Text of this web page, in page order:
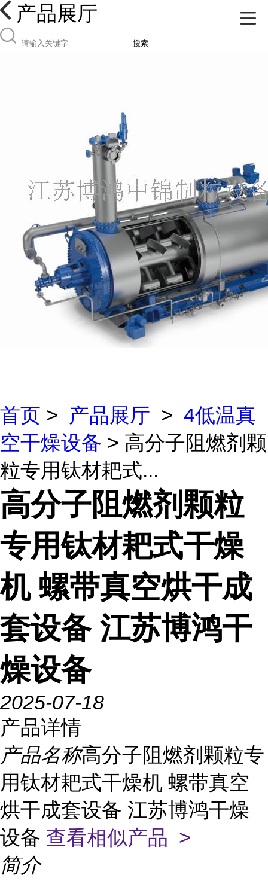
产品展厅
搜索
首页 > 产品展厅 > 4低温真
空干燥设备 > 高分子阻燃剂颗
粒专用钛材耙式...
高分子阻燃剂颗粒
专用钛材耙式干燥
机 螺带真空烘干成
套设备 江苏博鸿干
燥设备
2025-07-18
产品详情
产品名称高分子阻燃剂颗粒专
用钛材耙式干燥机 螺带真空
烘干成套设备 江苏博鸿干燥
设备 查看相似产品 >
简介